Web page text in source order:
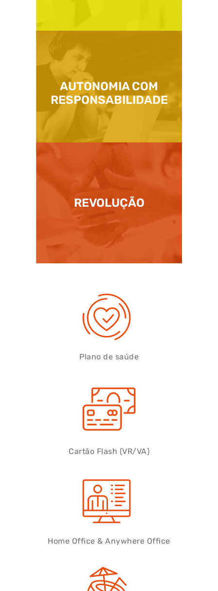
AUTONOMIA COM
RESPONSABILIDADE
REVOLUÇÃO
Plano de saúde
Cartão Flash (VR/VA)
Home Office & Anywhere Office